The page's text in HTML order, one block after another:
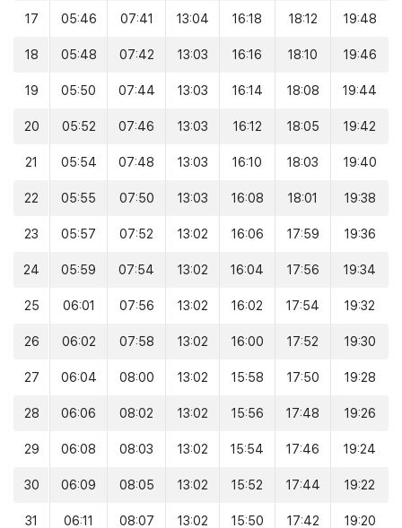
17 05:46 07:41 13:04 16:18 18:12 19:48
18 05:48 07:42 13:03 16:16 18:10 19:46
19 05:50 07:44 13:03 16:14 18:08 19:44
20 05:52 07:46 13:03 16:12 18:05 19:42
21 05:54 07:48 13:03 16:10 18:03 19:40
22 05:55 07:50 13:03 16:08 18:01 19:38
23 05:57 07:52 13:02 16:06 17:59 19:36
24 05:59 07:54 13:02 16:04 17:56 19:34
25 06:01 07:56 13:02 16:02 17:54 19:32
26 06:02 07:58 13:02 16:00 17:52 19:30
27 06:04 08:00 13:02 15:58 17:50 19:28
28 06:06 08:02 13:02 15:56 17:48 19:26
29 06:08 08:03 13:02 15:54 17:46 19:24
30 06:09 08:05 13:02 15:52 17:44 19:22
31 06:11 08:07 13:02 15:50 17:42 19:20